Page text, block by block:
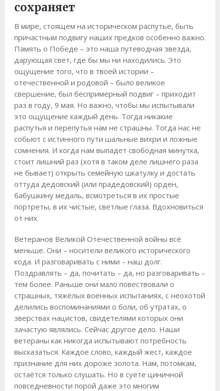
сохраняет
В мире, стоящем на историческом распутье, быть
причастным подвигу наших предков особенно важно.
Память о Победе – это наша путеводная звезда,
дарующая свет, где бы мы ни находились. Это
ощущение того, что в твоей истории –
отечественной и родовой – было великое
свершение, был беспримерный подвиг – приходит
раз в году, 9 мая. Но важно, чтобы мы испытывали
это ощущение каждый день. Тогда никакие
распутья и перепутья нам не страшны. Тогда нас не
собьют с истинного пути шальные вихри и ложные
сомнения. И когда нам выпадет свободная минутка,
стоит лишний раз (хотя в таком деле лишнего раза
не бывает) открыть семейную шкатулку и достать
оттуда дедовский (или прадедовский) орден,
бабушкину медаль, всмотреться в их простые
портреты, в их чистые, светлые глаза. Вдохновиться
от них.
Ветеранов Великой Отечественной войны всё
меньше. Они – носители великого исторического
кода. И разговаривать с ними – наш долг.
Поздравлять – да, почитать – да, но разговаривать –
тем более. Раньше они мало повествовали о
страшных, тяжёлых военных испытаниях, с неохотой
делились воспоминаниями о боли, об утратах, о
зверствах нацистов, свидетелями которых они
зачастую являлись. Сейчас другое дело. Наши
ветераны как никогда испытывают потребность
высказаться. Каждое слово, каждый жест, каждое
признание для них дороже золота. Нам, потомкам,
остаётся только слушать. Но в суете циничной
повседневности порой даже это многим